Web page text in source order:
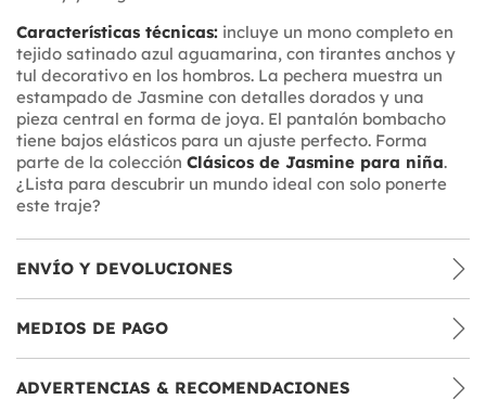
Características técnicas: incluye un mono completo en
tejido satinado azul aguamarina, con tirantes anchos y
tul decorativo en los hombros. La pechera muestra un
estampado de Jasmine con detalles dorados y una
pieza central en forma de joya. El pantalón bombacho
tiene bajos elásticos para un ajuste perfecto. Forma
parte de la colección Clásicos de Jasmine para niña.
¿Lista para descubrir un mundo ideal con solo ponerte
este traje?
ENVÍO Y DEVOLUCIONES
MEDIOS DE PAGO
ADVERTENCIAS & RECOMENDACIONES